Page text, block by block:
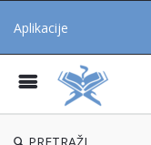
Aplikacije